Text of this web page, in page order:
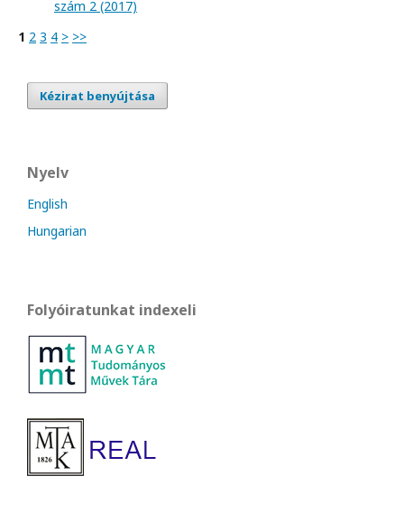
szám 2 (2017)
1 2 3 4 > >>
Kézirat benyújtása
Nyelv
English
Hungarian
Folyóiratunkat indexeli